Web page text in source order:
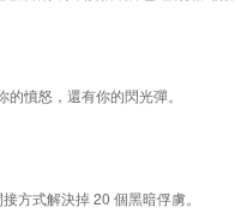
憤怒，還有你的閃光彈。
方式解決掉 20 個黑暗俘虜。